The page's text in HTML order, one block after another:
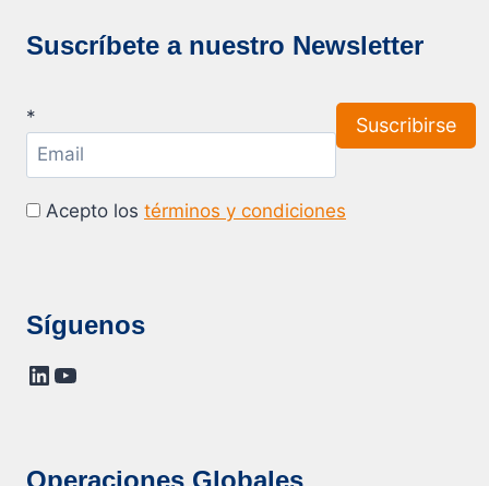
Suscríbete a nuestro Newsletter
*
Acepto los términos y condiciones
Síguenos
LinkedIn
YouTube
Operaciones Globales